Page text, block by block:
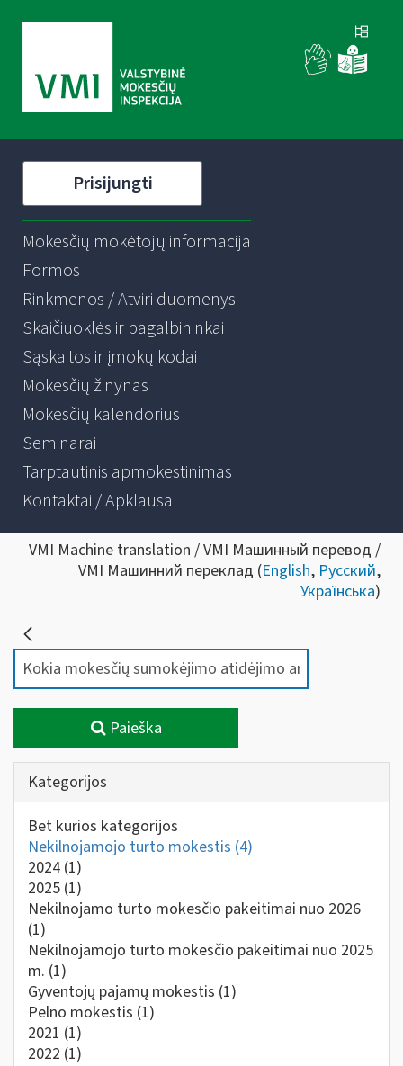
Prisijungti
Mokesčių mokėtojų informacija
Formos
Rinkmenos / Atviri duomenys
Skaičiuoklės ir pagalbininkai
Sąskaitos ir įmokų kodai
Mokesčių žinynas
Mokesčių kalendorius
Seminarai
Tarptautinis apmokestinimas
Kontaktai / Apklausa
VMI Machine translation / VMI Машинный перевод /
VMI Машинний переклад (English, Русский,
Українська)
Paieška
Kategorijos
Bet kurios kategorijos
Nekilnojamojo turto mokestis (4)
2024 (1)
2025 (1)
Nekilnojamo turto mokesčio pakeitimai nuo 2026
(1)
Nekilnojamojo turto mokesčio pakeitimai nuo 2025
m. (1)
Gyventojų pajamų mokestis (1)
Pelno mokestis (1)
2021 (1)
2022 (1)